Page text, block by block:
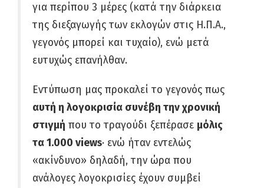
για περίπου 3 μέρες (κατά την διάρκεια
της διεξαγωγής των εκλογών στις Η.Π.Α.,
γεγονός μπορεί και τυχαίο), ενώ μετά
ευτυχώς επανήλθαν.
Εντύπωση μας προκαλεί το γεγονός πως
αυτή η λογοκρισία συνέβη την χρονική
στιγμή που το τραγούδι ξεπέρασε μόλις
τα 1.000 views· ενώ ήταν εντελώς
«ακίνδυνο» δηλαδή, την ώρα που
ανάλογες λογοκρισίες έχουν συμβεί